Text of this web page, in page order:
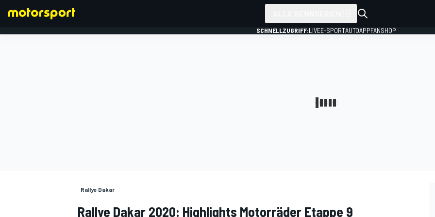
SCHNELLZUGRIFF:LIVEE-SPORTAUTOAPPFANSHOP
Rallye Dakar
Rallye Dakar 2020: Highlights Motorräder Etappe 9